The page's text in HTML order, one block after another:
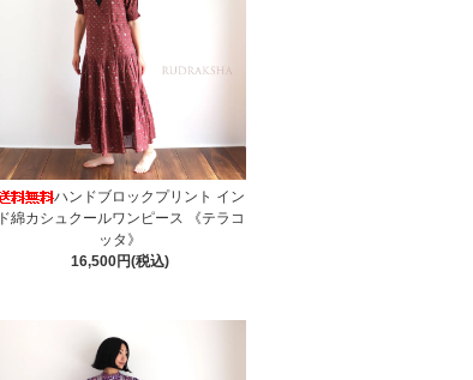
ハンドブロックプリント イン
ド綿カシュクールワンピース 《テラコ
ッタ》
16,500円(税込)